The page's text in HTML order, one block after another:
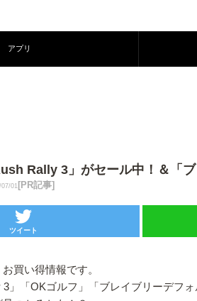
アプリ
Rally 3」がセール中！＆「
01 [PR記事]
ツイート
買い得情報です。
」「OKゴルフ」「ブレイブリーデフ